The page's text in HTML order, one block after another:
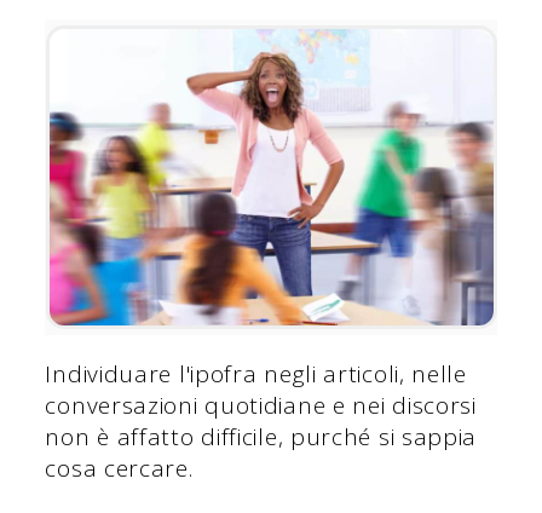
Individuare l'ipofra negli articoli, nelle
conversazioni quotidiane e nei discorsi
non è affatto difficile, purché si sappia
cosa cercare.